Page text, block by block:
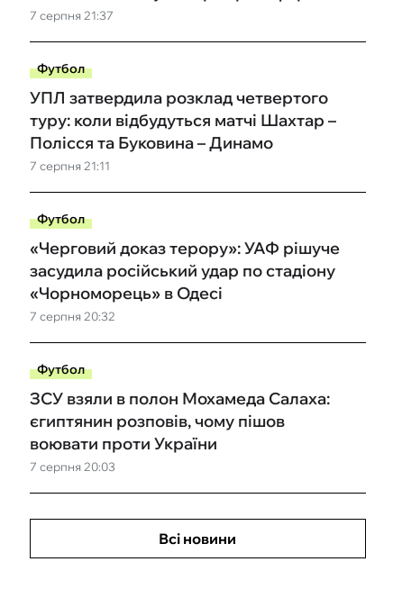
7 серпня 21:37
Футбол
7 серпня 21:11
УПЛ затвердила розклад четвертого
туру: коли відбудуться матчі Шахтар –
Полісся та Буковина – Динамо
Футбол
7 серпня 20:32
«Черговий доказ терору»: УАФ рішуче
засудила російський удар по стадіону
«Чорноморець» в Одесі
Футбол
7 серпня 20:03
ЗСУ взяли в полон Мохамеда Салаха:
єгиптянин розповів, чому пішов
воювати проти України
Всі новини